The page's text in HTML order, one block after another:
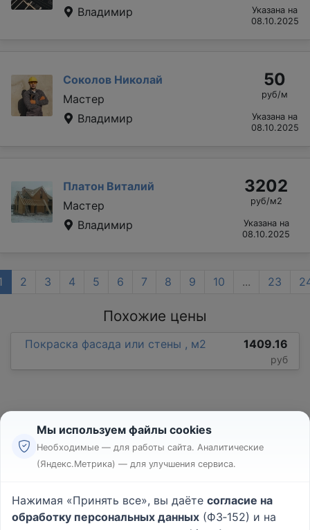
Владимир
Указана на
08.10.2025
Соколов Николай
Мастер
Владимир
50
руб/м
Указана на
08.10.2025
Платон Виталий
Мастер
Владимир
3202
руб/м2
Указана на
08.10.2025
2 3 4 5 6 7 8 9 10 ... 23
Похожие цены
Покраска фасада или стены , м2 1409.16
руб
Реклама
Пользовательское соглашение
Политика конфиденциальности
Мы используем файлы cookies
Необходимые — для работы сайта. Аналитические
(Яндекс.Метрика) — для улучшения сервиса.
Нажимая «Принять все», вы даёте согласие на
обработку персональных данных (ФЗ‑152) и на